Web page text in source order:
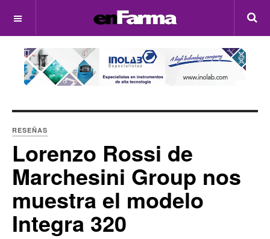
OFF CANVAS
RESEÑAS
Lorenzo Rossi de
Marchesini Group nos
muestra el modelo
Integra 320